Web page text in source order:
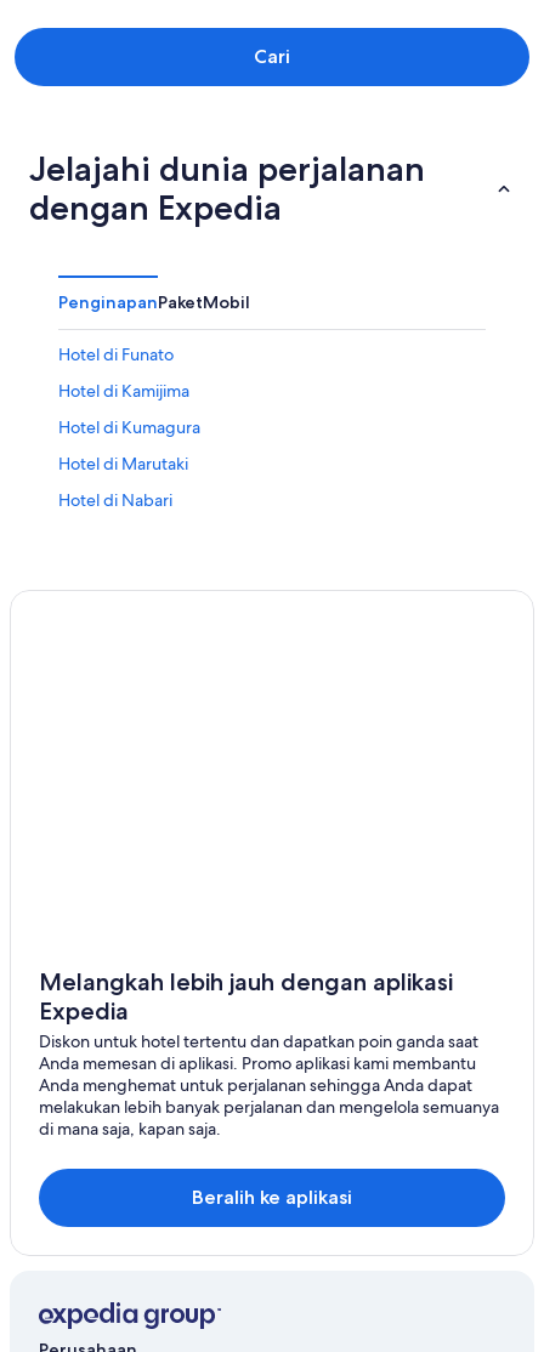
Kyoto (prefektur)
Mie (prefektur)
Miyagi (prefektur)
Miyazaki (prefektur)
Nagasaki (prefektur)
Nara (prefektur)
Prefektur Niigata
Okayama (prefektur)
Tokushima (prefektur)
Tokyo (prefektur)
Tottori (prefektur)
Toyama (prefektur)
Wakayama (prefektur)
Yamagata (prefektur)
Yamanashi (prefektur)
Cari
Jelajahi dunia perjalanan
dengan Expedia
PenginapanPaketMobil
Hotel di Funato
Hotel di Kamijima
Hotel di Kumagura
Hotel di Marutaki
Hotel di Nabari
Melangkah lebih jauh dengan aplikasi
Expedia
Diskon untuk hotel tertentu dan dapatkan poin ganda saat
Anda memesan di aplikasi. Promo aplikasi kami membantu
Anda menghemat untuk perjalanan sehingga Anda dapat
melakukan lebih banyak perjalanan dan mengelola semuanya
di mana saja, kapan saja.
Beralih ke aplikasi